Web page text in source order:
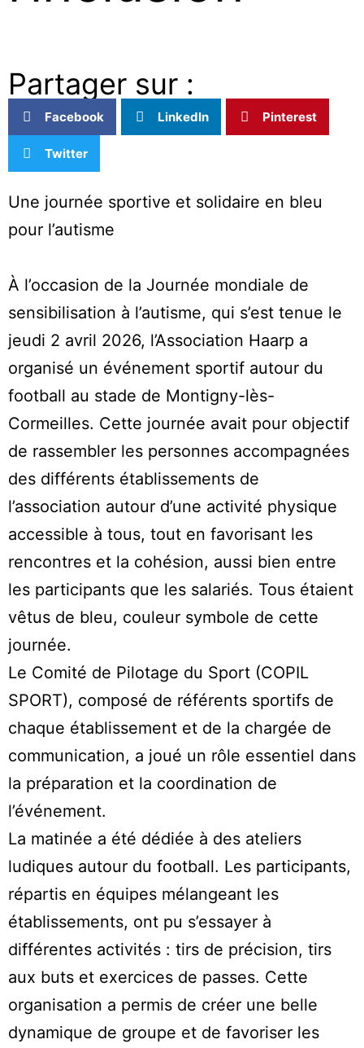
Partager sur :
Facebook LinkedIn Pinterest
Twitter
Une journée sportive et solidaire en bleu
pour l’autisme
À l’occasion de la Journée mondiale de
sensibilisation à l’autisme, qui s’est tenue le
jeudi 2 avril 2026, l’Association Haarp a
organisé un événement sportif autour du
football au stade de Montigny-lès-
Cormeilles. Cette journée avait pour objectif
de rassembler les personnes accompagnées
des différents établissements de
l’association autour d’une activité physique
accessible à tous, tout en favorisant les
rencontres et la cohésion, aussi bien entre
les participants que les salariés. Tous étaient
vêtus de bleu, couleur symbole de cette
journée.
Le Comité de Pilotage du Sport (COPIL
SPORT), composé de référents sportifs de
chaque établissement et de la chargée de
communication, a joué un rôle essentiel dans
la préparation et la coordination de
l’événement.
La matinée a été dédiée à des ateliers
ludiques autour du football. Les participants,
répartis en équipes mélangeant les
établissements, ont pu s’essayer à
différentes activités : tirs de précision, tirs
aux buts et exercices de passes. Cette
organisation a permis de créer une belle
dynamique de groupe et de favoriser les